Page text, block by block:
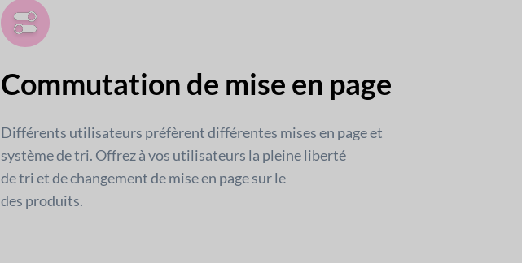
Commutation de mise en page
Différents utilisateurs préfèrent différentes mises en page et
système de tri. Offrez à vos utilisateurs la pleine liberté
de tri et de changement de mise en page sur le
des produits.